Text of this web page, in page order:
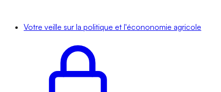
Votre veille sur la politique et l'écononomie agricole